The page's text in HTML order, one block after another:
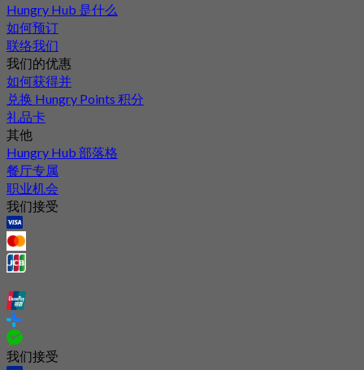
Hungry Hub 是什么
如何预订
联络我们
我们的优惠
如何获得并
兑换 Hungry Points 积分
礼品卡
其他
Hungry Hub 部落格
餐厅专属
职业机会
我们接受
我们接受